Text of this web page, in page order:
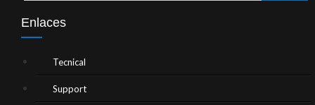
Enlaces
Tecnical
Support